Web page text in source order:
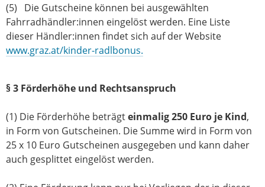
(5) Die Gutscheine können bei ausgewählten
Fahrradhändler:innen eingelöst werden. Eine Liste
dieser Händler:innen findet sich auf der Website
www.graz.at/kinder-radlbonus.
§ 3 Förderhöhe und Rechtsanspruch
(1) Die Förderhöhe beträgteinmalig 250 Euro je Kind,
in Form von Gutscheinen. Die Summe wird in Form von
25 x 10 Euro Gutscheinen ausgegeben und kann daher
auch gesplittet eingelöst werden.